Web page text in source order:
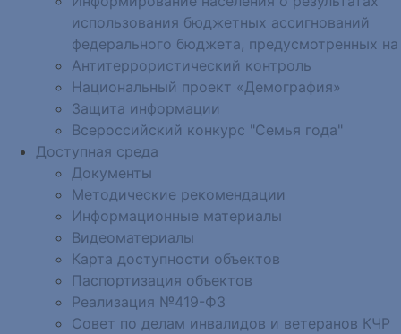
использования бюджетных ассигнований
федерального бюджета, предусмотренных на
Антитеррористический контроль
Национальный проект «Демография»
Защита информации
Всероссийский конкурс "Семья года"
Доступная среда
Документы
Методические рекомендации
Информационные материалы
Видеоматериалы
Карта доступности объектов
Паспортизация объектов
Реализация №419-ФЗ
Совет по делам инвалидов и ветеранов КЧР